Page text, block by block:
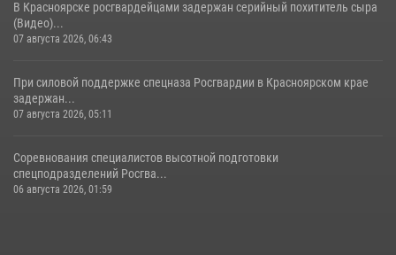
В Красноярске росгвардейцами задержан серийный похититель сыра
(Видео)...
07 августа 2026, 06:43
При силовой поддержке спецназа Росгвардии в Красноярском крае
задержан...
07 августа 2026, 05:11
Соревнования специалистов высотной подготовки
спецподразделений Росгва...
06 августа 2026, 01:59